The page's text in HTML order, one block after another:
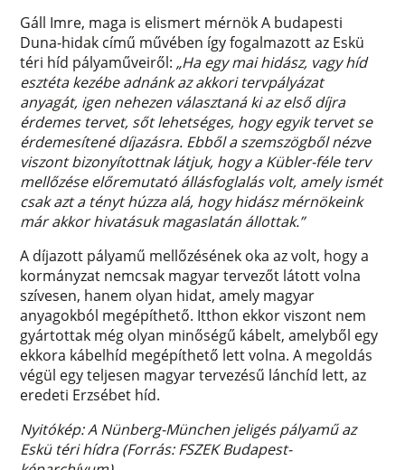
Gáll Imre, maga is elismert mérnök A budapesti
Duna-hidak című művében így fogalmazott az Eskü
téri híd pályaműveiről:„Ha egy mai hidász, vagy híd
esztéta kezébe adnánk az akkori tervpályázat
anyagát, igen nehezen választaná ki az első díjra
érdemes tervet, sőt lehetséges, hogy egyik tervet se
érdemesítené díjazásra. Ebből a szemszögből nézve
viszont bizonyítottnak látjuk, hogy a Kübler-féle terv
mellőzése előremutató állásfoglalás volt, amely ismét
csak azt a tényt húzza alá, hogy hidász mérnökeink
már akkor hivatásuk magaslatán állottak.”
A díjazott pályamű mellőzésének oka az volt, hogy a
kormányzat nemcsak magyar tervezőt látott volna
szívesen, hanem olyan hidat, amely magyar
anyagokból megépíthető. Itthon ekkor viszont nem
gyártottak még olyan minőségű kábelt, amelyből egy
ekkora kábelhíd megépíthető lett volna. A megoldás
végül egy teljesen magyar tervezésű lánchíd lett, az
eredeti Erzsébet híd.
Nyitókép: A Nünberg-München jeligés pályamű az
Eskü téri hídra (Forrás: FSZEK Budapest-